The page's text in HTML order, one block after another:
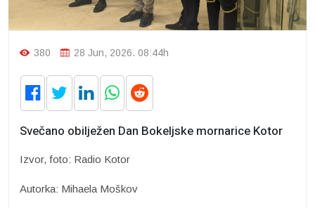
380 28 Jun, 2026. 08:44h
Svečano obilježen Dan Bokeljske mornarice Kotor
Izvor, foto: Radio Kotor
Autorka: Mihaela Moškov